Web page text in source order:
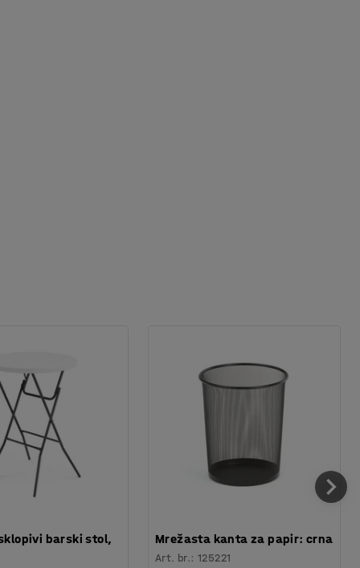
barski stol,
Mrežasta kanta za papir: crna
Art. br.:125221